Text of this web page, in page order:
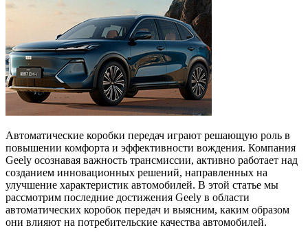
Автоматические коробки передач играют решающую роль в
повышении комфорта и эффективности вождения. Компания
Geely осознавая важность трансмиссии, активно работает над
созданием инновационных решений, направленных на
улучшение характеристик автомобилей. В этой статье мы
рассмотрим последние достижения Geely в области
автоматических коробок передач и выясним, каким образом
они влияют на потребительские качества автомобилей.